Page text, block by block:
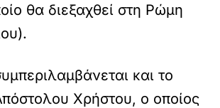
θα διεξαχθεί στη Ρώμη
και το
Χρήστου, ο οποίος